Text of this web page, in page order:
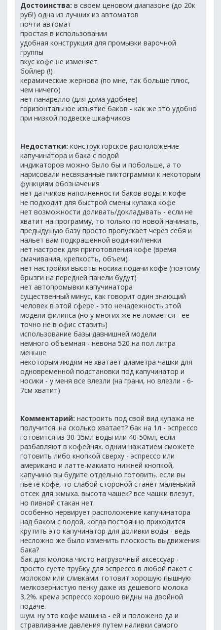
Достоинства: в своем ценовом диапазоне (до 20к
руб!) одна из лучших из автоматов
почти автомат
простая в использовании
удобная конструкция для промывки варочной
группы
вкус кофе не изменяет
бойлер (!)
керамические жернова (по мне, так больше плюс,
чем ничего)
нет панарелло (для дома удобнее)
горизонтальное изъятие баков - как же это удобно
при низкой подвеске шкафчиков
Недостатки: конструкторское расположение
капучинатора и бака с водой
индикаторов можно было бы и побольше, а то
нарисовали несвязанные пиктограммки к некоторым
функциям обозначения
нет датчиков наполненности баков воды и кофе
не подходит для быстрой смены купажа кофе
нет возможности доливать/докладывать - если не
хватит на программу, то только по новой начинать,
предыдущую базу просто пропускает через себя и
нальет вам подкрашенной водички/пенки
нет настроек для приготовления кофе (время
смачивания, крепкость, объем)
нет настройки высоты носика подачи кофе (поэтому
брызги на передней панели будут)
нет автопромывки капучинатора
существенный минус, как говорит один знающий
человек в этой сфере - это ненадежность этой
модели филипса (но у многих же не ломается - ее
точно не в офис ставить)
использование базы давнишней модели
немного объемная - невона 520 на пол литра
меньше
некоторым людям не хватает диаметра чашки для
одновременной подстановки под капучинатор и
носики - у меня все влезли (на грани, но влезли - 6-
7см хватит)
Комментарий: настроить под свой вид купажа не
получится. на сколько хватает? бак на 1л - эспрессо
готовится из 30-35мл воды или 40-50мл, если
разбавляют в кофейнях. одним нажатием сможете
готовить либо кнопкой сверху - эспрессо или
американо и латте-макиато нижней кнопкой,
капучино вы будите отдельно готовить. если вы
пьете кофе, то слабой стороной станет маленький
отсек для жмыха. высота чашек? все чашки влезут,
но пивной стакан нет.
особенно нервирует расположение капучинатора
над баком с водой, когда постоянно приходится
крутить это капучинатор для доливки воды - ведь
несложно же было изменить плоскость выдвижения
бака?
бак для молока чисто нагрузочный аксессуар -
просто суете трубку для эспрессо в любой пакет с
молоком или сливками. готовит хорошую пышную
мелкозернистую пенку даже из дешевого молока
3,2%. крема эспрессо хорошо видны на двойной
подаче.
шум. ну это кофе машина - ей и положено да и
стравливание давления путем наливки самого